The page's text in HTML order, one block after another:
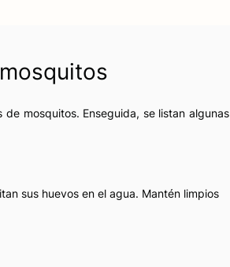
mosquitos. Enseguida, se listan algunas
sus huevos en el agua. Mantén limpios